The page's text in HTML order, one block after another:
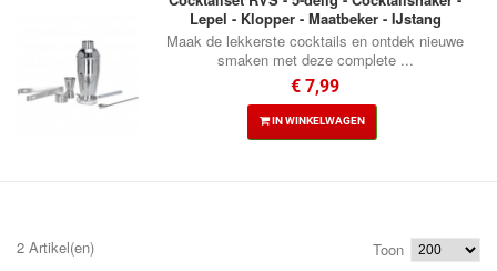
Lepel - Klopper - Maatbeker - IJstang
Maak de lekkerste cocktails en ontdek nieuwe
smaken met deze complete ...
€ 7,99
IN WINKELWAGEN
2 Artikel(en) Toon